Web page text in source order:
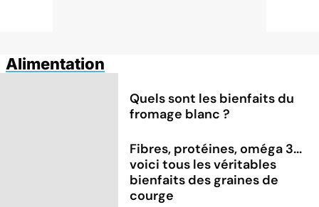
Alimentation
Quels sont les bienfaits du
fromage blanc ?
Fibres, protéines, oméga 3...
voici tous les véritables
bienfaits des graines de
courge